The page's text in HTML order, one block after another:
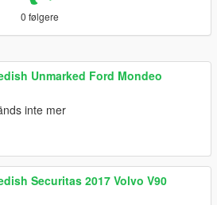
0 følgere
Unmarked Ford Mondeo
inte mer
Securitas 2017 Volvo V90